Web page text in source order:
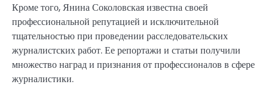
Кроме того, Янина Соколовская известна своей
профессиональной репутацией и исключительной
тщательностью при проведении расследовательских
журналистских работ. Ее репортажи и статьи получили
множество наград и признания от профессионалов в сфере
журналистики.